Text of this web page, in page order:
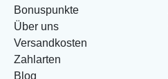
Bonuspunkte
Über uns
Versandkosten
Zahlarten
Blog